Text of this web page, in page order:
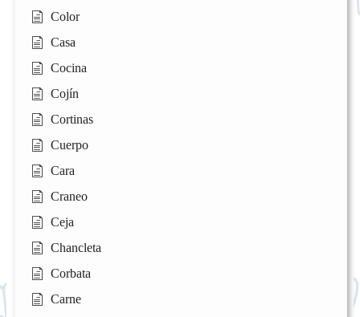
Color
Casa
Cocina
Cojín
Cortinas
Cuerpo
Cara
Craneo
Ceja
Chancleta
Corbata
Carne